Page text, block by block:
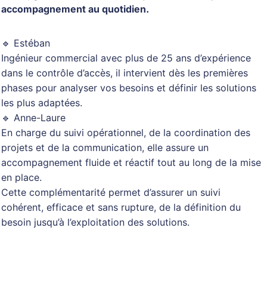
accompagnement au quotidien.
🔹 Estéban
Ingénieur commercial avec plus de 25 ans d’expérience
dans le contrôle d’accès, il intervient dès les premières
phases pour analyser vos besoins et définir les solutions
les plus adaptées.
🔹 Anne-Laure
En charge du suivi opérationnel, de la coordination des
projets et de la communication, elle assure un
accompagnement fluide et réactif tout au long de la mise
en place.
Cette complémentarité permet d’assurer un suivi
cohérent, efficace et sans rupture, de la définition du
besoin jusqu’à l’exploitation des solutions.